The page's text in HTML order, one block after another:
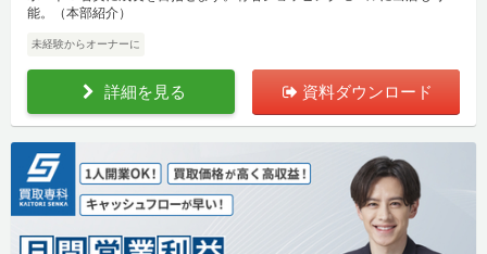
能。（本部紹介）
未経験からオーナーに
詳細を見る 資料ダウンロード